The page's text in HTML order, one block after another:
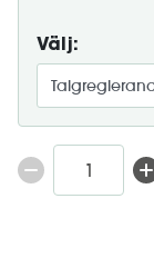
Välj: